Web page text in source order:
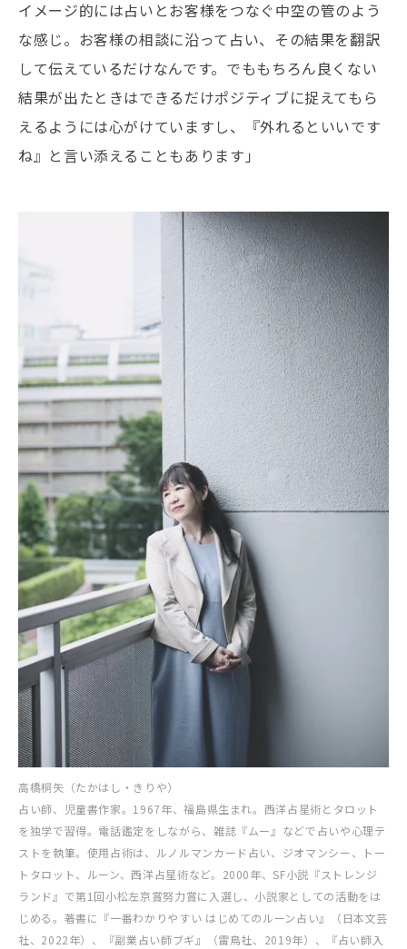
イメージ的には占いとお客様をつなぐ中空の管のよう
な感じ。お客様の相談に沿って占い、その結果を翻訳
して伝えているだけなんです。でももちろん良くない
結果が出たときはできるだけポジティブに捉えてもら
えるようには心がけていますし、『外れるといいです
ね』と言い添えることもあります」
高橋桐矢（たかはし・きりや）
占い師、児童書作家。1967年、福島県生まれ。西洋占星術とタロット
を独学で習得。電話鑑定をしながら、雑誌『ムー』などで占いや心理テ
ストを執筆。使用占術は、ルノルマンカード占い、ジオマンシー、トー
トタロット、ルーン、西洋占星術など。2000年、SF小説『ストレンジ
ランド』で第1回小松左京賞努力賞に入選し、小説家としての活動をは
じめる。著書に『一番わかりやすい はじめてのルーン占い』（日本文芸
社、2022年）、『副業占い師ブギ』（雷鳥社、2019年）、『占い師入